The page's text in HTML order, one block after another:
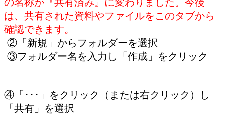
は、共有された資料やファイルをこのタブから
確認できます。
②「新規」からフォルダーを選択
③フォルダー名を入力し「作成」をクリック
④「･･･」をクリック（または右クリック）し
「共有」を選択